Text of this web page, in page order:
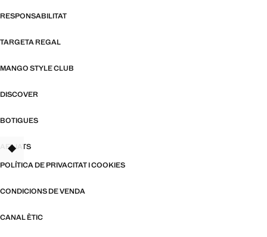
RESPONSABILITAT
TARGETA REGAL
MANGO STYLE CLUB
DISCOVER
BOTIGUES
AFILIATS
POLÍTICA DE PRIVACITAT I COOKIES
CONDICIONS DE VENDA
CANAL ÈTIC